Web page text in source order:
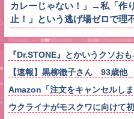
カレーじゃない！」→私「作
止！」という逃げ場ゼロで理
『Dr.STONE』とかいうクソお
【速報】黒柳徹子さん 93歳他
Amazon「注文をキャンセルし
ウクライナがモスクワに向けて